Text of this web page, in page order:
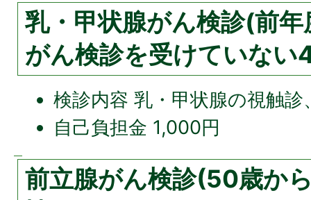
乳・甲状腺がん検診(前
がん検診を受けていない
検診内容 乳・甲状腺の視触
自己負担金 1,000円
前立腺がん検診(50歳か